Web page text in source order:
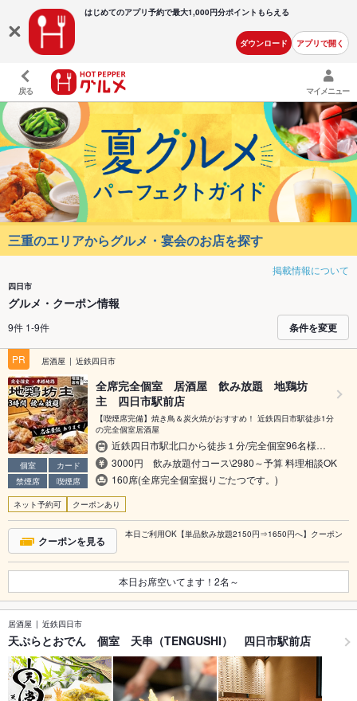
はじめてのアプリ予約で最大1,000円分ポイントもらえる
ダウンロード アプリで開く
戻る マイメニュー
三重のエリアからグルメ・宴会のお店を探す
掲載情報について
四日市
グルメ・クーポン情報
9件 1-9件 条件を変更
PR 居酒屋 近鉄四日市
個室
カード
禁煙席
喫煙席
全席完全個室 居酒屋 飲み放題 地鶏坊
主 四日市駅前店
【喫煙席完備】焼き鳥＆炭火焼がおすすめ！ 近鉄四日市駅徒歩1分
の完全個室居酒屋
近鉄四日市駅北口から徒歩１分/完全個室96名様…
3000円 飲み放題付コース\2980～予算 料理相談OK
160席(全席完全個室掘りごたつです。)
ネット予約可 クーポンあり
クーポンを見る 本日ご利用OK【単品飲み放題2150円⇒1650円へ】クーポン
本日お席空いてます！ 2名～
居酒屋 近鉄四日市
天ぷらとおでん 個室 天串（TENGUSHI） 四日市駅前店